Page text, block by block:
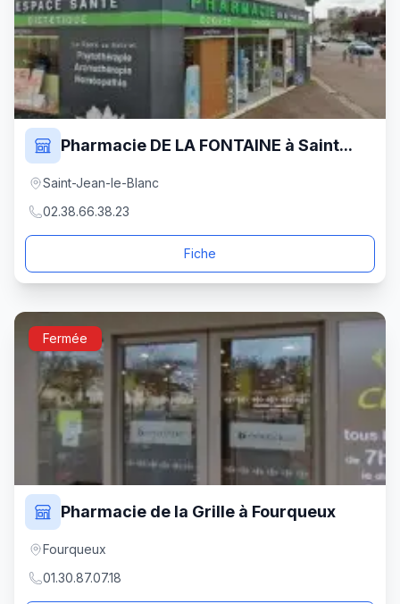
Pharmacie DE LA FONTAINE à Saint...
Saint-Jean-le-Blanc
02.38.66.38.23
Fiche
Fermée
Pharmacie de la Grille à Fourqueux
Fourqueux
01.30.87.07.18